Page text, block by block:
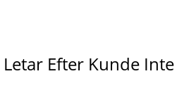
Efter Kunde